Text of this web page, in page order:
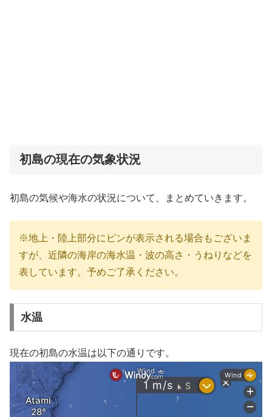
初島の現在の気象状況
初島の気候や海水の状況について、まとめていきます。
※地上・陸上部分にピンが表示される場合もございま
すが、近隣の海岸の海水温・波の高さ・うねりなどを
表しています。予めご了承ください。
水温
現在の初島の水温は以下の通りです。